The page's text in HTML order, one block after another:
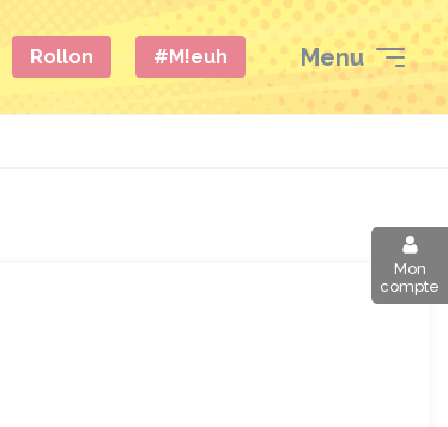
Rollon #M!euh Menu
Mon
compte